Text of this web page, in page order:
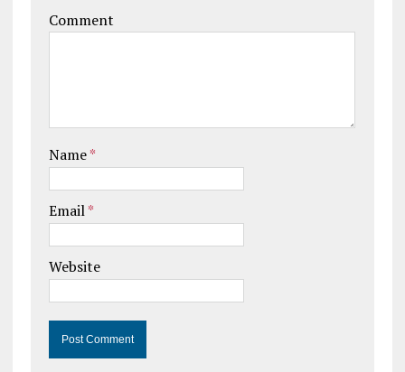
Comment
Name*
Email*
Website